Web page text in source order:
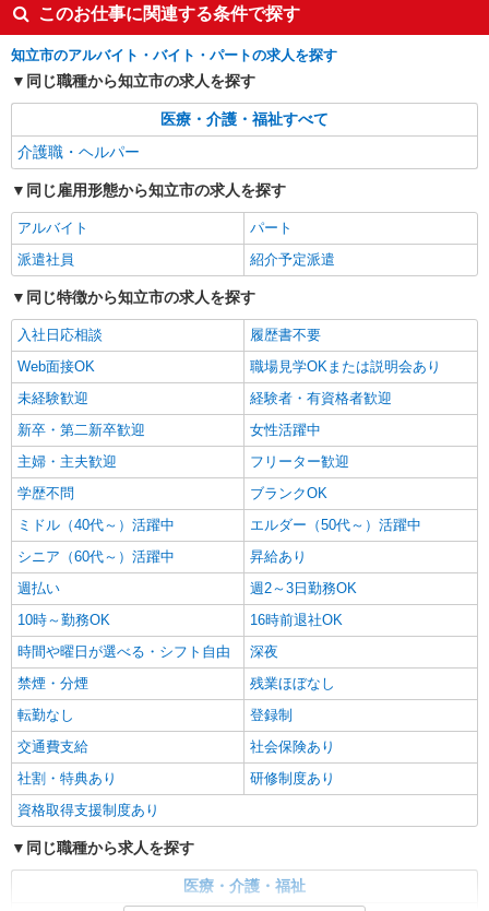
時給1500円〜2125円 ＜日払い有/週払い有/交
通費全支給(ガソリン代含む)＞
知立市内
キープ 詳細を見る
派遣社員
株式会社kotrio /●NG-H-2093116
場へ★サ高住スタッフ
時給1500円〜2125円 ＜日払い有/週払い有/交
通費全支給(ガソリン代含む)＞
知立市内
キープ 詳細を見る
派遣社員
株式会社kotrio /●NG-H-1992462
三河知立駅≫高収入！シニア向け高級マンショ
ン職員募集＊.・：゜
時給1500円〜2125円 ＜日払い有/週払い有/交
通費全支給(ガソリン代含む)＞
知立市内
詳細を見る
派遣社員
株式会社kotrio /●NG-H-1907522
知立市*デイでの生活補助☆新たなスキルを身
につけて長く働く♪
時給1500円〜2150円 ＜日払い有/週払い有/交
通費全支給(ガソリン代含む)＞
キープ 詳細を見る
このお仕事に関連する条件で探す
知立市のアルバイト・バイト・パートの求人を探す
同じ職種から知立市の求人を探す
医療・介護・福祉すべて
介護職・ヘルパー
同じ雇用形態から知立市の求人を探す
アルバイト
パート
派遣社員
紹介予定派遣
同じ特徴から知立市の求人を探す
入社日応相談
履歴書不要
Web面接OK
職場見学OKまたは説明会あり
未経験歓迎
経験者・有資格者歓迎
新卒・第二新卒歓迎
女性活躍中
主婦・主夫歓迎
フリーター歓迎
学歴不問
ブランクOK
ミドル（40代～）活躍中
エルダー（50代～）活躍中
シニア（60代～）活躍中
昇給あり
週払い
週2～3日勤務OK
10時～勤務OK
16時前退社OK
時間や曜日が選べる・シフト自由
深夜
禁煙・分煙
残業ほぼなし
転勤なし
登録制
交通費支給
社会保険あり
社割・特典あり
研修制度あり
資格取得支援制度あり
同じ職種から求人を探す
医療・介護・福祉